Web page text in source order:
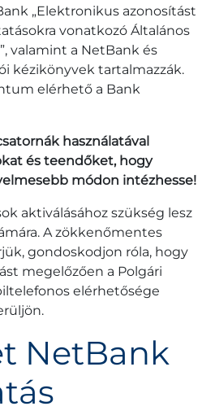
„Elektronikus azonosítást
vonatkozó Általános
valamint a NetBank és
kézikönyvek tartalmazzák.
elérhető a Bank
használatával
és teendőket, hogy
módon intézhesse!
aktiválásához szükség lesz
A zökkenőmentes
gondoskodjon róla, hogy
megelőzően a Polgári
elérhetősége
NetBank